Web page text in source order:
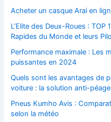
Acheter un casque Arai en
L’Elite des Deux-Roues :
Rapides du Monde et leurs
Performance maximale : Les
puissantes en 2024
Quels sont les avantages de
voiture : la solution anti-
Pneus Kumho Avis :
selon la météo